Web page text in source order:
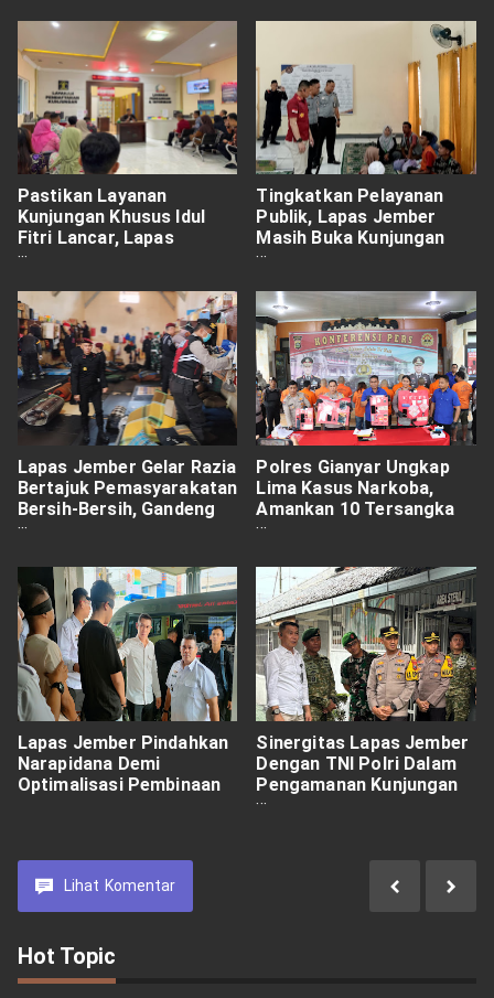
Pastikan Layanan
Kunjungan Khusus Idul
Fitri Lancar, Lapas
Jember Gelar Simulasi
Tingkatkan Pelayanan
Publik, Lapas Jember
Masih Buka Kunjungan
Keluarga
Lapas Jember Gelar Razia
Bertajuk Pemasyarakatan
Bersih-Bersih, Gandeng
TNI Polri Sikat Halinar
Polres Gianyar Ungkap
Lima Kasus Narkoba,
Amankan 10 Tersangka
dan Barang Bukti Senilai
Lapas Jember Pindahkan
Narapidana Demi
Optimalisasi Pembinaan
Sinergitas Lapas Jember
Dengan TNI Polri Dalam
Pengamanan Kunjungan
Khusus Hari Raya
Lihat Komentar
Hot Topic